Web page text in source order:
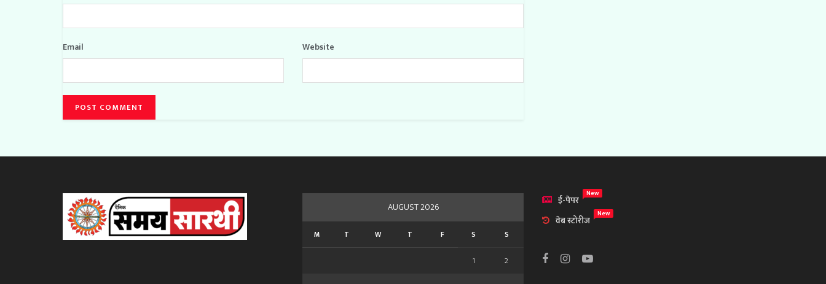
Email Website
AUGUST 2026
M T W T F S S
1
2
ई-पेपर New
वेब स्टोरीज New